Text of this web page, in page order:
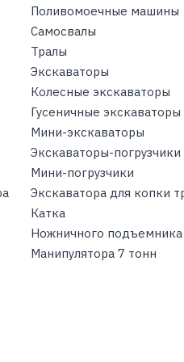
Поливомоечные машины
Самосвалы
Тралы
Экскаваторы
Колесные экскаваторы
Гусеничные экскаваторы
Мини-экскаваторы
Экскаваторы-погрузчики
Мини-погрузчики
Экскаватора для копки
Катка
Ножничного подъемника
Манипулятора 7 тонн